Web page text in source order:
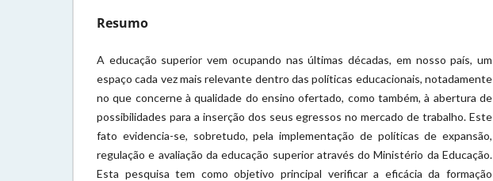
Resumo
A educação superior vem ocupando nas últimas décadas, em nosso país, um
espaço cada vez mais relevante dentro das políticas educacionais, notadamente
no que concerne à qualidade do ensino ofertado, como também, à abertura de
possibilidades para a inserção dos seus egressos no mercado de trabalho. Este
fato evidencia-se, sobretudo, pela implementação de políticas de expansão,
regulação e avaliação da educação superior através do Ministério da Educação.
Esta pesquisa tem como objetivo principal verificar a eficácia da formação